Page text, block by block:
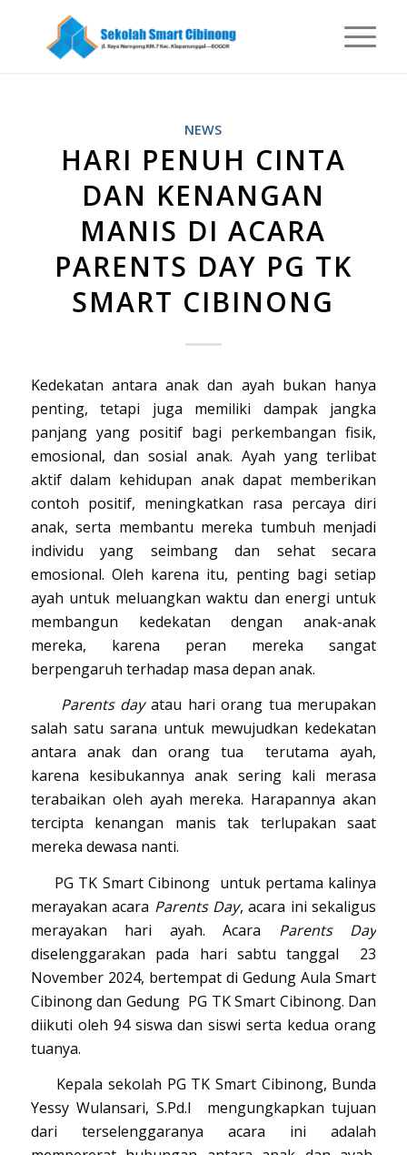
NEWS
HARI PENUH CINTA
DAN KENANGAN
MANIS DI ACARA
PARENTS DAY PG TK
SMART CIBINONG
Kedekatan antara anak dan ayah bukan hanya
penting, tetapi juga memiliki dampak jangka
panjang yang positif bagi perkembangan fisik,
emosional, dan sosial anak. Ayah yang terlibat
aktif dalam kehidupan anak dapat memberikan
contoh positif, meningkatkan rasa percaya diri
anak, serta membantu mereka tumbuh menjadi
individu yang seimbang dan sehat secara
emosional. Oleh karena itu, penting bagi setiap
ayah untuk meluangkan waktu dan energi untuk
membangun kedekatan dengan anak-anak
mereka, karena peran mereka sangat
berpengaruh terhadap masa depan anak.
Parents dayatau hari orang tua merupakan
salah satu sarana untuk mewujudkan kedekatan
antara anak dan orang tua terutama ayah,
karena kesibukannya anak sering kali merasa
terabaikan oleh ayah mereka. Harapannya akan
tercipta kenangan manis tak terlupakan saat
mereka dewasa nanti.
PG TK Smart Cibinong untuk pertama kalinya
merayakan acara Parents Day, acara ini sekaligus
merayakan hari ayah. Acara Parents Day
diselenggarakan pada hari sabtu tanggal 23
November 2024, bertempat di Gedung Aula Smart
Cibinong dan Gedung PG TK Smart Cibinong. Dan
diikuti oleh 94 siswa dan siswi serta kedua orang
tuanya.
Kepala sekolah PG TK Smart Cibinong, Bunda
Yessy Wulansari, S.Pd.I mengungkapkan tujuan
dari terselenggaranya acara ini adalah